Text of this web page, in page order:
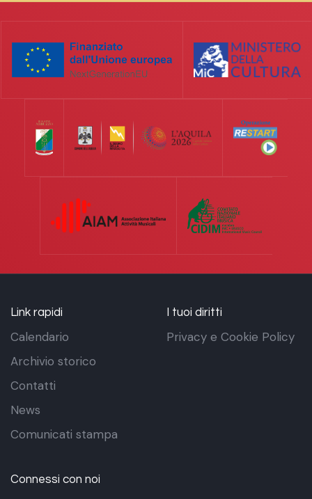
Link rapidi
Calendario
Archivio storico
Contatti
News
Comunicati stampa
I tuoi diritti
Privacy e Cookie Policy
Connessi con noi